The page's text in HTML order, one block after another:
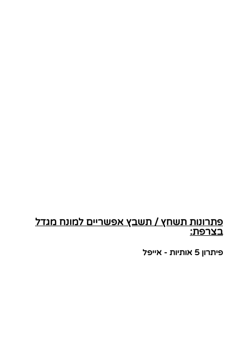
פתרונות תשחץ / תשבץ אפשריים למונח מגדל
בצרפת:
פיתרון 5 אותיות - אייפל